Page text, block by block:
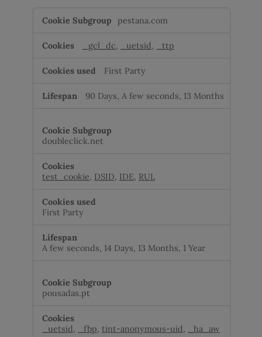
cookies
pestana.com
_gcl_dc, _uetsid, _ttp
First Party
90 Days, A few seconds, 13 Months
doubleclick.net
test_cookie, DSID, IDE, RUL
First Party
A few seconds, 14 Days, 13 Months, 1 Year
pousadas.pt
_uetsid, _fbp, tint-anonymous-uid, _ha_aw